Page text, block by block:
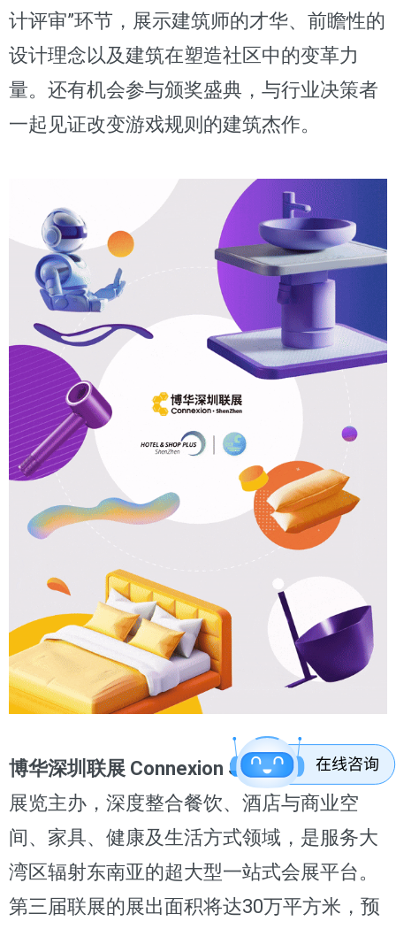
计评审”环节，展示建筑师的才华、前瞻性的
设计理念以及建筑在塑造社区中的变革力
量。还有机会参与颁奖盛典，与行业决策者
一起见证改变游戏规则的建筑杰作。
博华深圳联展 Connexion Shenzhen 由博华
展览主办，深度整合餐饮、酒店与商业空
间、家具、健康及生活方式领域，是服务大
湾区辐射东南亚的超大型一站式会展平台。
第三届联展的展出面积将达30万平方米，预